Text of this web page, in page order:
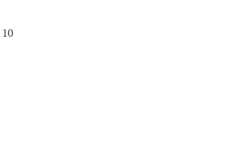
10